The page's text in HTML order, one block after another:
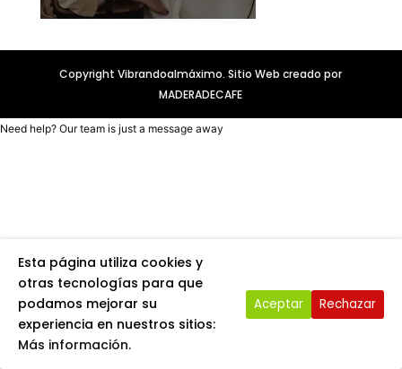
Copyright Vibrandoalmáximo. Sitio Web creado por
MADERADECAFE
Need help? Our team is just a message away
Esta página utiliza cookies y
otras tecnologías para que
podamos mejorar su
experiencia en nuestros sitios:
Más información.
Aceptar Rechazar